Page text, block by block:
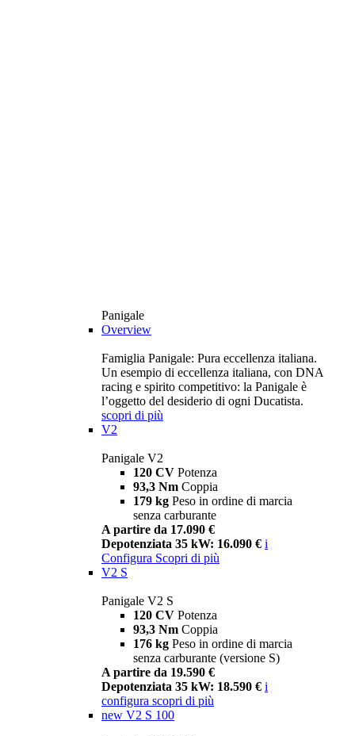
Panigale
Overview
Famiglia Panigale: Pura eccellenza italiana.
Un esempio di eccellenza italiana, con DNA
racing e spirito competitivo: la Panigale è
l’oggetto del desiderio di ogni Ducatista.
scopri di più
V2
Panigale V2
120 CV Potenza
93,3 Nm Coppia
179 kg Peso in ordine di marcia
senza carburante
A partire da 17.090 €
Depotenziata 35 kW: 16.090 € i
Configura Scopri di più
V2 S
Panigale V2 S
120 CV Potenza
93,3 Nm Coppia
176 kg Peso in ordine di marcia
senza carburante (versione S)
A partire da 19.590 €
Depotenziata 35 kW: 18.590 € i
configura scopri di più
new V2 S 100